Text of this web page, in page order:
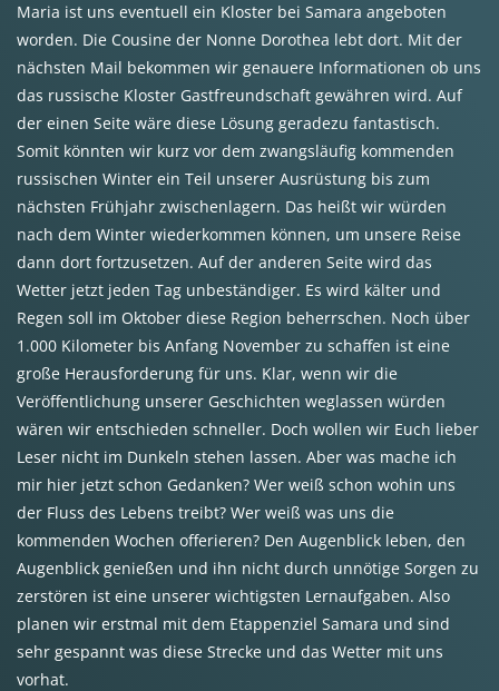
Maria ist uns eventuell ein Kloster bei Samara angeboten
worden. Die Cousine der Nonne Dorothea lebt dort. Mit der
nächsten Mail bekommen wir genauere Informationen ob uns
das russische Kloster Gastfreundschaft gewähren wird. Auf
der einen Seite wäre diese Lösung geradezu fantastisch.
Somit könnten wir kurz vor dem zwangsläufig kommenden
russischen Winter ein Teil unserer Ausrüstung bis zum
nächsten Frühjahr zwischenlagern. Das heißt wir würden
nach dem Winter wiederkommen können, um unsere Reise
dann dort fortzusetzen. Auf der anderen Seite wird das
Wetter jetzt jeden Tag unbeständiger. Es wird kälter und
Regen soll im Oktober diese Region beherrschen. Noch über
1.000 Kilometer bis Anfang November zu schaffen ist eine
große Herausforderung für uns. Klar, wenn wir die
Veröffentlichung unserer Geschichten weglassen würden
wären wir entschieden schneller. Doch wollen wir Euch lieber
Leser nicht im Dunkeln stehen lassen. Aber was mache ich
mir hier jetzt schon Gedanken? Wer weiß schon wohin uns
der Fluss des Lebens treibt? Wer weiß was uns die
kommenden Wochen offerieren? Den Augenblick leben, den
Augenblick genießen und ihn nicht durch unnötige Sorgen zu
zerstören ist eine unserer wichtigsten Lernaufgaben. Also
planen wir erstmal mit dem Etappenziel Samara und sind
sehr gespannt was diese Strecke und das Wetter mit uns
vorhat.